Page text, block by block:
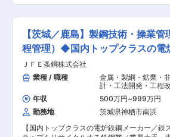
その製造方法にお応えしてきました。その経
技術は、途切れることなく受け継がれ、今も
業務
代」へシフトしつつあります。同社は培って
城）では約100名の社員が活躍しております。
堅のメンバーが多く、上は60代の方まで幅広
代が活躍しています。 ■教育制度について： 入
社後は半年〜1年間メンター制度があり、不明
点など相談しながら業務を進めることができま
す。 ■資格取得に関して： 工場に関する資格取
得は勿論の事、ポジションと本人のご希望に
て柔軟に資格取得の支援を行っております。 ■扱
う商材： ・同社オリジナルブランド「ASK」
いて ひとえに鋼といっても、使用される製品
類や形状等によって求められる特性は大きく
しています。今回は埼玉県三郷市にある東部
所にて、製鋼技術・操業管理を担当するエンジ
アを募集しています。鉄スクラップの溶解・
錬・鋳造を通じて、成分設計や品質向上、生
率化など、さまざまな業務に携わっていただ
す。 ■職務詳細： ・鉄スクラップを溶解・精
錬・鋳造する工程での成分設計 ・品質向上、
ト削減、生産効率化のための改善活動 ・新規
導入や既存設備の改造に関する仕様決定・業者
定・進捗管理 ・技能系社員のマネジメントと
の安定稼働・生産能力向上の推進 ■組織体制：
東部製造所は、所属長（製造部長および製鋼工
長）の下に技術系総合職（今回募集ポジショ
【茨城／鹿島】製鋼技術・操業
程管理）◆国内トップクラスの電
ＪＦＥ条鋼株式会社
業種 / 職種
金属・製綱・鉱業・
計・工法開発・工程
他） 製品開発（金属
セス開発・工法開発
属・鉄鋼・ガラス）
年収 500万円~999万円
勤務地
茨城県神栖市南浜
【国内トップクラスの電炉鉄鋼メーカー／鉄